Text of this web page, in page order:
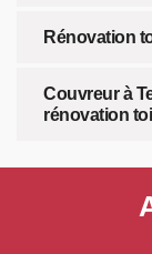
Rénovation
Couvreur à
rénovation